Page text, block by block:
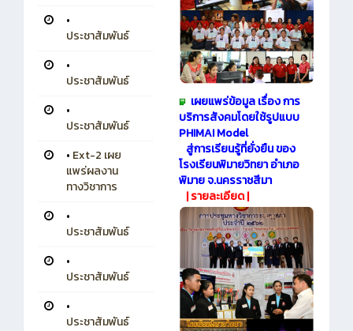
•
ประชาสัมพันธ์
•
ประชาสัมพันธ์
•
ประชาสัมพันธ์
• Ext-2 เผย
แพร่ผลงาน
ทางวิชาการ
•
ประชาสัมพันธ์
•
ประชาสัมพันธ์
•
ประชาสัมพันธ์
เผยแพร่ข้อมูล เรื่อง การ
บริการสังคมโดยใช้รูปแบบ
PHIMAI Model
สู่การเรียนรู้ที่ยั่งยืน ของ
โรงเรียนพิมายวิทยา อำเภอ
พิมาย จ.นครราชสีมา
|รายละเอียด|